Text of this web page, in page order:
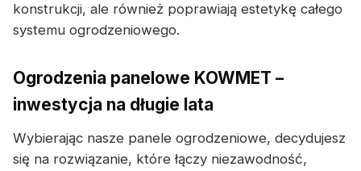
konstrukcji, ale również poprawiają estetykę całego
systemu ogrodzeniowego.
Ogrodzenia panelowe KOWMET –
inwestycja na długie lata
Wybierając nasze panele ogrodzeniowe, decydujesz
się na rozwiązanie, które łączy niezawodność,